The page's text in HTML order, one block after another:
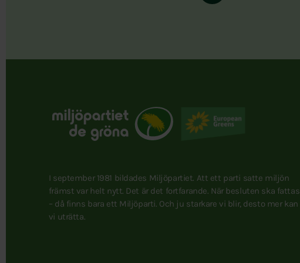
I september 1981 bildades Miljöpartiet. Att ett parti satte miljön
främst var helt nytt. Det är det fortfarande. När besluten ska fattas
– då finns bara ett Miljöparti. Och ju starkare vi blir, desto mer kan
vi uträtta.